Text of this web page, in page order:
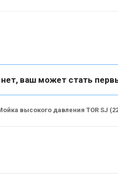
ваш может стать
высокого давления TOR SJ